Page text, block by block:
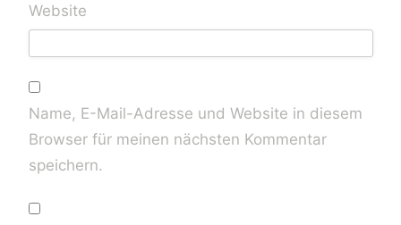
Website
Name, E-Mail-Adresse und Website in diesem
Browser für meinen nächsten Kommentar
speichern.